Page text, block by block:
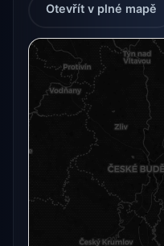
Otevřít v plné mapě
Radarový snímek
Otevřít
Zkusit znovu